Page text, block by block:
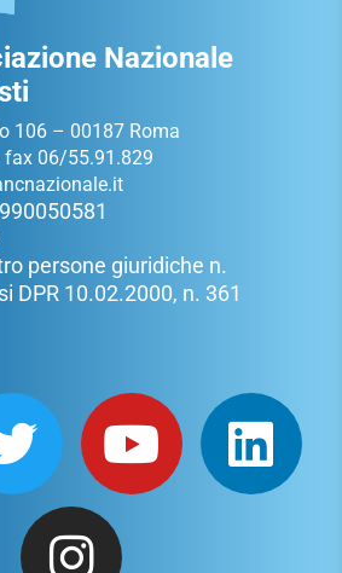
Nazionale
106 – 00187 Roma
06/55.91.829
persone giuridiche n.
DPR 10.02.2000, n. 361